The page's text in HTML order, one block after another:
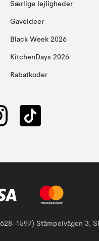
Særlige lejligheder
Gaveideer
Black Week 2026
KitchenDays 2026
Rabatkoder
1597) Stämpelvägen 3,